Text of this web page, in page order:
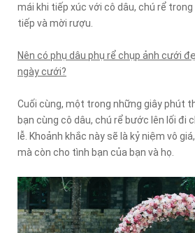
mái khi tiếp xúc với cô dâu, chú rể
tiếp và mời rượu.
Nên có phụ dâu phụ rể chụp ảnh cưới
ngày cưới?
Cuối cùng, một trong những giây phút
bạn cùng cô dâu, chú rể bước lên lối đi
lễ. Khoảnh khắc này sẽ là kỷ niệm vô
mà còn cho tình bạn của bạn và họ.